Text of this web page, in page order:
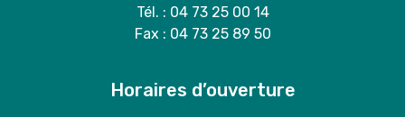
Tél. : 04 73 25 00 14
Fax : 04 73 25 89 50
Horaires d’ouverture